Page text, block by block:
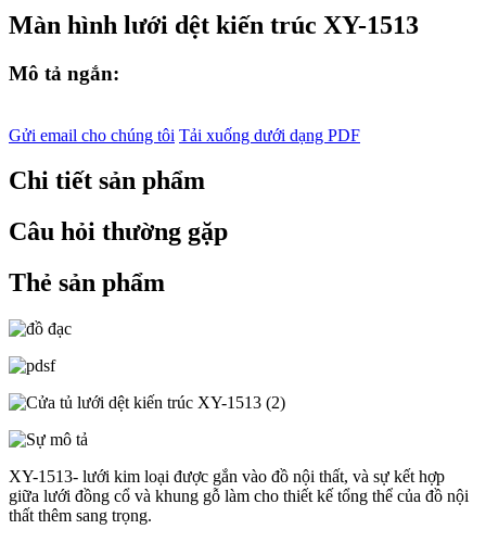
Màn hình lưới dệt kiến ​​trúc XY-1513
Mô tả ngắn:
Gửi email cho chúng tôi Tải xuống dưới dạng PDF
Chi tiết sản phẩm
Câu hỏi thường gặp
Thẻ sản phẩm
XY-1513- lưới kim loại được gắn vào đồ nội thất, và sự kết hợp
giữa lưới đồng cổ và khung gỗ làm cho thiết kế tổng thể của đồ nội
thất thêm sang trọng.